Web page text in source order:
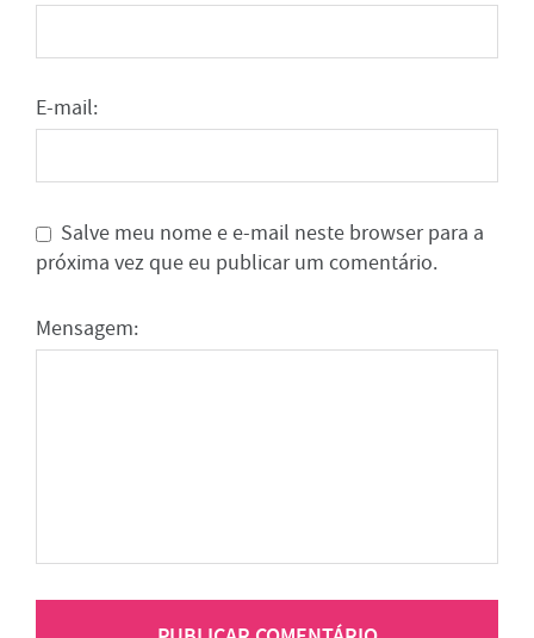
E-mail:
Salve meu nome e e-mail neste browser para a
próxima vez que eu publicar um comentário.
Mensagem: